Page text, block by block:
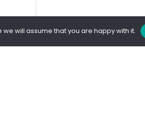
will assume that you are happy with it.